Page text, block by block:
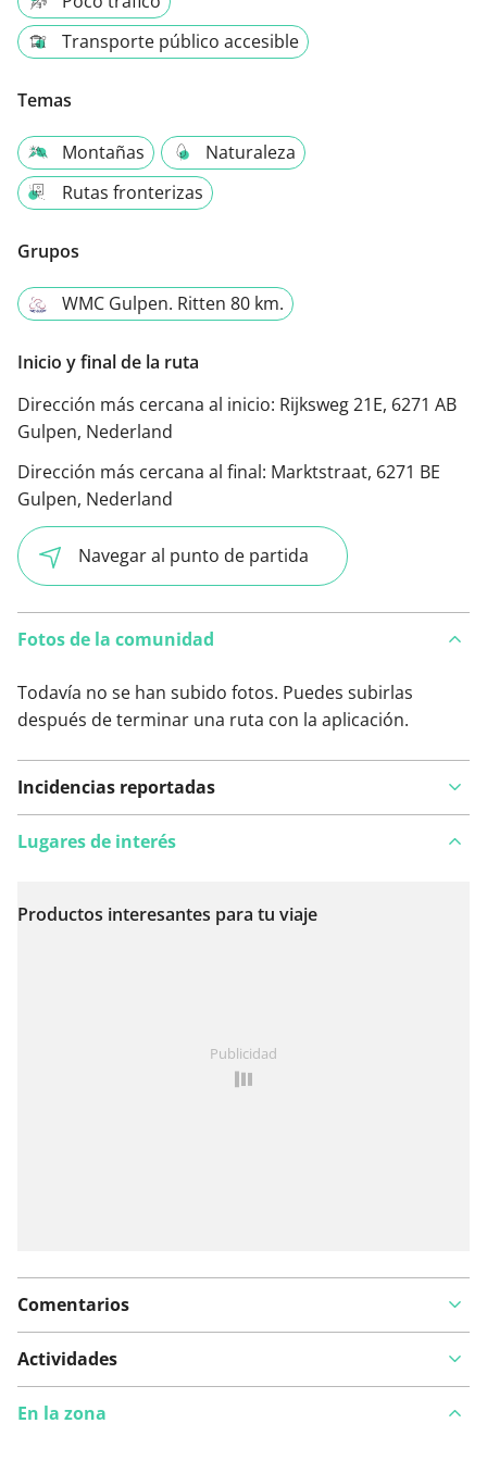
Transporte público accesible
Temas
Montañas
Naturaleza
Rutas fronterizas
Grupos
WMC Gulpen. Ritten 80 km.
Inicio y final de la ruta
Dirección más cercana al inicio: Rijksweg 21E, 6271 AB
Gulpen, Nederland
Dirección más cercana al final: Marktstraat, 6271 BE
Gulpen, Nederland
Navegar al punto de partida
Fotos de la comunidad
Todavía no se han subido fotos. Puedes subirlas
después de terminar una ruta con la aplicación.
Incidencias reportadas
Ver en el mapa
Lugares de interés
Productos interesantes para tu viaje
Publicidad
Comentarios
Actividades
En la zona